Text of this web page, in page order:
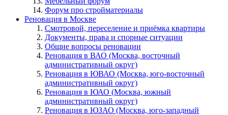
Форум про стройматериалы
Реновация в Москве
Смотровой, переселение и приёмка квартиры
Документы, права и спорные ситуации
Общие вопросы реновации
Реновация в ВАО (Москва, восточный
административный округ)
Реновация в ЮВАО (Москва, юго-восточный
административный округ)
Реновация в ЮАО (Москва, южный
административный округ)
Реновация в ЮЗАО (Москва, юго-западный